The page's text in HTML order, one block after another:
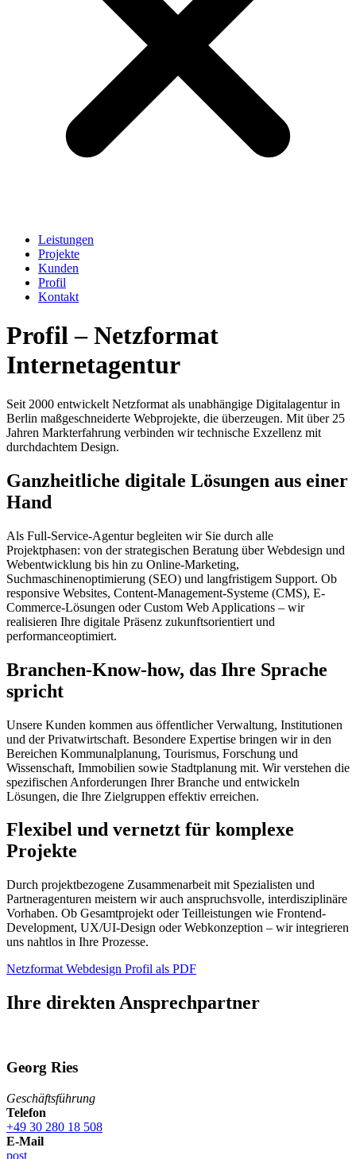
Leistungen
Projekte
Kunden
Profil
Kontakt
Profil– Netzformat
Internetagentur
Seit 2000 entwickelt Netzformat als unabhängige Digitalagentur in
Berlin maßgeschneiderte Webprojekte, die überzeugen. Mit über 25
Jahren Markterfahrung verbinden wir technische Exzellenz mit
durchdachtem Design.
Ganzheitliche digitale Lösungen aus einer
Hand
Als Full-Service-Agentur begleiten wir Sie durch alle
Projektphasen: von der strategischen Beratung über Webdesign und
Webentwicklung bis hin zu Online-Marketing,
Suchmaschinenoptimierung (SEO) und langfristigem Support. Ob
responsive Websites, Content-Management-Systeme (CMS), E-
Commerce-Lösungen oder Custom Web Applications – wir
realisieren Ihre digitale Präsenz zukunftsorientiert und
performanceoptimiert.
Branchen-Know-how, das Ihre Sprache
spricht
Unsere Kunden kommen aus öffentlicher Verwaltung, Institutionen
und der Privatwirtschaft. Besondere Expertise bringen wir in den
Bereichen Kommunalplanung, Tourismus, Forschung und
Wissenschaft, Immobilien sowie Stadtplanung mit. Wir verstehen die
spezifischen Anforderungen Ihrer Branche und entwickeln
Lösungen, die Ihre Zielgruppen effektiv erreichen.
Flexibel und vernetzt für komplexe
Projekte
Durch projektbezogene Zusammenarbeit mit Spezialisten und
Partneragenturen meistern wir auch anspruchsvolle, interdisziplinäre
Vorhaben. Ob Gesamtprojekt oder Teilleistungen wie Frontend-
Development, UX/UI-Design oder Webkonzeption – wir integrieren
uns nahtlos in Ihre Prozesse.
Netzformat Webdesign Profil als PDF
Ihre direktenAnsprechpartner
Georg Ries
Geschäftsführung
Telefon
+49 30 280 18 508
E-Mail
post